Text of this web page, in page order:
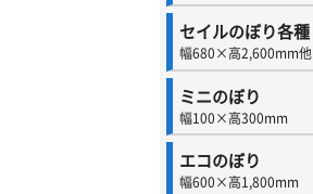
セイルのぼり各種
幅680×高2,600mm他
ミニのぼり
幅100×高300mm
エコのぼり
幅600×高1,800mm